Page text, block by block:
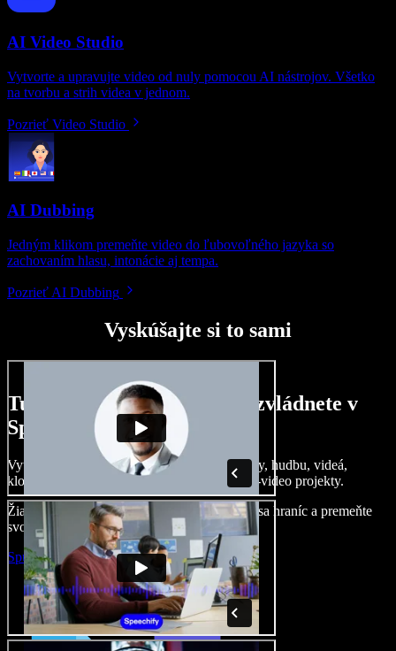
AI Video Studio
Vytvorte a upravujte video od nuly pomocou AI nástrojov. Všetko
na tvorbu a strih videa v jednom.
Pozrieť Video Studio
AI Dubbing
Jedným klikom premeňte video do ľubovoľného jazyka so
zachovaním hlasu, intonácie aj tempa.
Pozrieť AI Dubbing
Vyskúšajte si to sami
Tu je malá ukážka toho, čo zvládnete v
Speechify Studio.
Vytvárajte dabingy, pridajte bezplatné obrázky, hudbu, videá,
klonujte svoj hlas – postavíte pôsobivé audio-video projekty.
Žiadne učenie, všetko v prehliadači – zbavte sa hraníc a premeňte
svoje nápady na realitu.
Spustiť Studio